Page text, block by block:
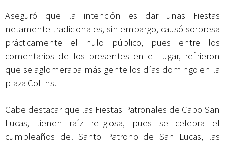
Aseguró que la intención es dar unas Fiestas
netamente tradicionales, sin embargo, causó sorpresa
prácticamente el nulo público, pues entre los
comentarios de los presentes en el lugar, refirieron
que se aglomeraba más gente los días domingo en la
plaza Collins.
Cabe destacar que las Fiestas Patronales de Cabo San
Lucas, tienen raíz religiosa, pues se celebra el
cumpleaños del Santo Patrono de San Lucas, las